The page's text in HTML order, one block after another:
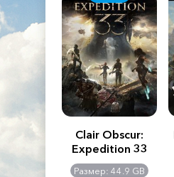
Creed
Clair Obscur:
Expedition 33
Размер: 44.9 GB